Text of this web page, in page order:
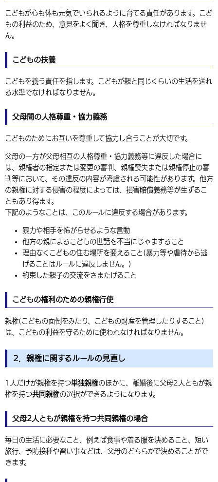
こどもが心も体も元気でいられるように育てる責任があります。こど
もの利益のため、意見をよく聞き、人格を尊重しなければなりませ
ん。
こどもの扶養
こどもを養う責任を指します。こどもが親と同じくらいの生活を送れ
る水準でなければなりません。
父母間の人格尊重・協力義務
こどものためにお互いを尊重して協力し合うことが大切です。
父母の一方が父母相互の人格尊重・協力義務等に違反した場合に
は、親権者の指定または変更の審判、親権喪失または親権停止の審
判等において、その違反の内容が考慮される可能性があります。他方
の親権に対する侵害の程度によっては、損害賠償義務等が生ずるこ
ともあり得ます。
下記のようなことは、このルールに違反する場合があります。
暴力や相手を怖がらせるような言動
他方の親によるこどもの世話を不当にじゃますること
理由なくこどもの住む場所を変えること(暴力等や虐待から逃
げることはルールに違反しません。)
約束した親子の交流をさまたげること
こどもの権利のための親権行使
親権(こどもの面倒をみたり、こどもの財産を管理したりすること)
は、こどもの利益を守るために使われなければなりません。
2．親権に関するルールの見直し
1人だけが親権を持つ単独親権のほかに、離婚後に父母2人ともが親
権を持つ共同親権の選択ができるようになります。
父母2人ともが親権を持つ共同親権の場合
毎日の生活に必要なこと、例えば食事や着る服を決めること、短い
旅行、予防接種や習い事などは、父母のどちらかで決めることがで
きます。